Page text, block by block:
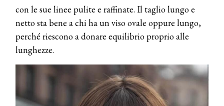
con le sue linee pulite e raffinate. Il taglio lungo e
netto sta bene a chi ha un viso ovale oppure lungo,
perché riescono a donare equilibrio proprio alle
lunghezze.